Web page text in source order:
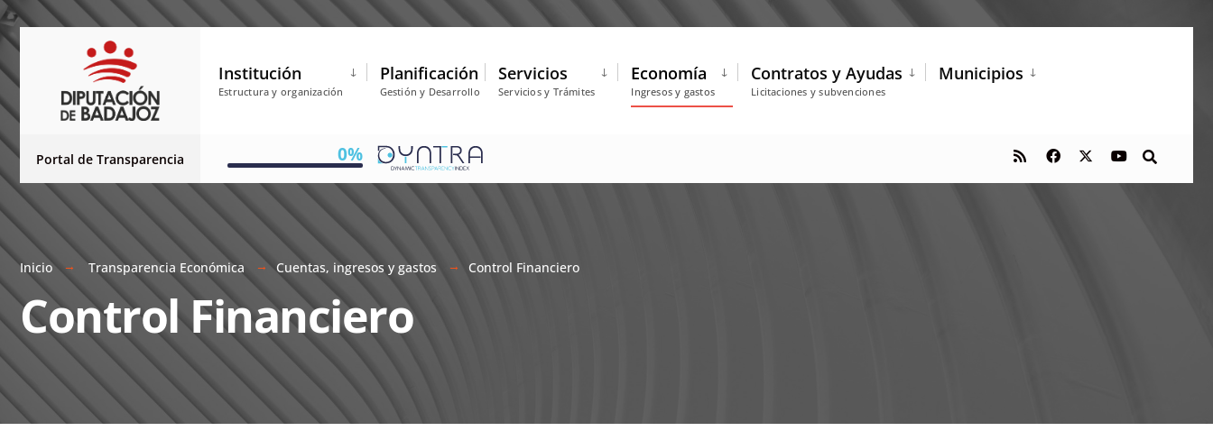
Institución
Estructura y organización
Planificación
Gestión y Desarrollo
Servicios
Servicios y Trámites
Economía
Ingresos y gastos
Contratos y Ayudas
Licitaciones y subvenciones
Municipios
Portal de Transparencia 0%
Inicio Transparencia Económica Cuentas, ingresos y gastos Control Financiero
Control Financiero